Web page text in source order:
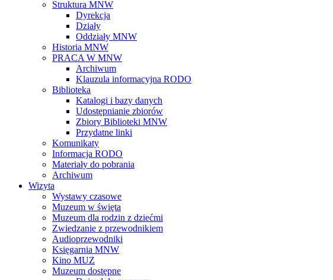
Struktura MNW
Dyrekcja
Działy
Oddziały MNW
Historia MNW
PRACA W MNW
Archiwum
Klauzula informacyjna RODO
Biblioteka
Katalogi i bazy danych
Udostępnianie zbiorów
Zbiory Biblioteki MNW
Przydatne linki
Komunikaty
Informacja RODO
Materiały do pobrania
Archiwum
Wizyta
Wystawy czasowe
Muzeum w święta
Muzeum dla rodzin z dziećmi
Zwiedzanie z przewodnikiem
Audioprzewodniki
Księgarnia MNW
Kino MUZ
Muzeum dostępne